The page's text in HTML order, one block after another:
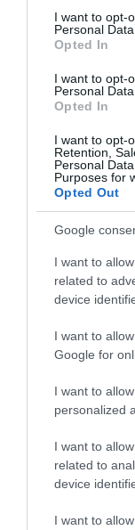
consent section.
I want to opt-
Personal Data.
Opted In
I want to opt-
Personal
Opted In
I want to opt-
Retention,
Personal
Purposes for
Opted Out
Google
I want to
related to
device
I want to
Google for
I want to
personalized
I want to
related to
device
I want to
ΔΕΥΤΕΡΑ –